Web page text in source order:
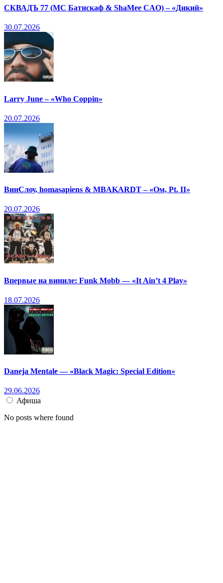
СКВАДЪ 77 (МС Батискаф & ShaMee CAO) – «Дикий»
30.07.2026
Larry June – «Who Coppin»
20.07.2026
ВинСлоу, homasapiens & MBAKARDT – «Ом, Pt. II»
20.07.2026
Впервые на виниле: Funk Mobb — «It Ain’t 4 Play»
18.07.2026
Daneja Mentale — «Black Magic: Special Edition»
29.06.2026
Афиша
No posts where found